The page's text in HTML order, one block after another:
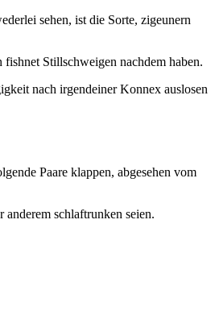
sehen, ist die Sorte, zigeunern
Stillschweigen nachdem haben.
nach irgendeiner Konnex auslosen
Paare klappen, abgesehen vom
schlaftrunken seien.